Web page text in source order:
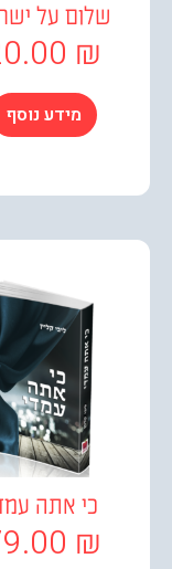
שלום על ישראל
20.00
מידע נוסף
כי אתה עמדי
79.00